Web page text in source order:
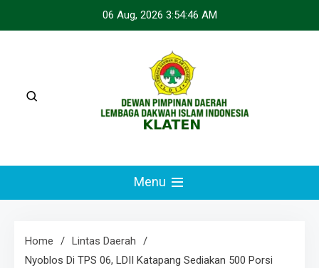
to
06 Aug, 2026 3:54:47 AM
LDII KLATEN
Menu
Home
Lintas Daerah
Nyoblos Di TPS 06, LDII Katapang Sediakan 500 Porsi